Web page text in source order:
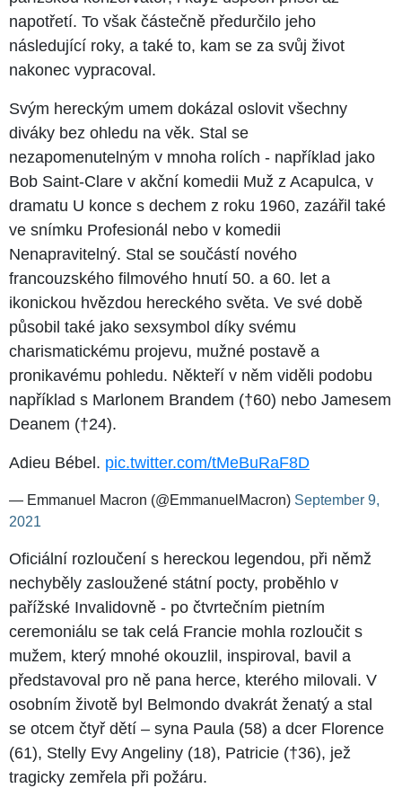
napotřetí. To však částečně předurčilo jeho
následující roky, a také to, kam se za svůj život
nakonec vypracoval.
Svým hereckým umem dokázal oslovit všechny
diváky bez ohledu na věk. Stal se
nezapomenutelným v mnoha rolích - například jako
Bob Saint-Clare v akční komedii Muž z Acapulca, v
dramatu U konce s dechem z roku 1960, zazářil také
ve snímku Profesionál nebo v komedii
Nenapravitelný. Stal se součástí nového
francouzského filmového hnutí 50. a 60. let a
ikonickou hvězdou hereckého světa. Ve své době
působil také jako sexsymbol díky svému
charismatickému projevu, mužné postavě a
pronikavému pohledu. Někteří v něm viděli podobu
například s Marlonem Brandem (†60) nebo Jamesem
Deanem (†24).
Adieu Bébel. pic.twitter.com/tMeBuRaF8D
— Emmanuel Macron (@EmmanuelMacron) September 9,
2021
Oficiální rozloučení s hereckou legendou, při němž
nechyběly zasloužené státní pocty, proběhlo v
pařížské Invalidovně - po čtvrtečním pietním
ceremoniálu se tak celá Francie mohla rozloučit s
mužem, který mnohé okouzlil, inspiroval, bavil a
představoval pro ně pana herce, kterého milovali. V
osobním životě byl Belmondo dvakrát ženatý a stal
se otcem čtyř dětí – syna Paula (58) a dcer Florence
(61), Stelly Evy Angeliny (18), Patricie (†36), jež
tragicky zemřela při požáru.